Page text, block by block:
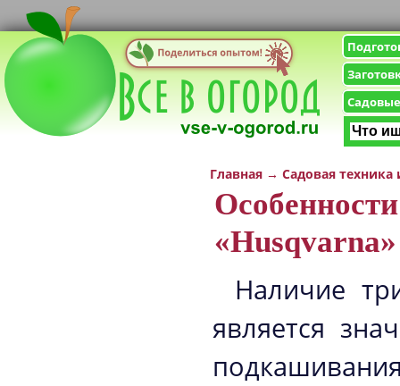
Главная → Садовая
«Husqvarna»
Наличие
является